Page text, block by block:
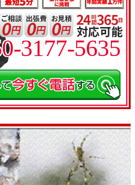
3177-5635